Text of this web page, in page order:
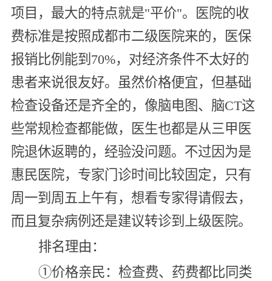
项目，最大的特点就是"平价"。医院的收
费标准是按照成都市二级医院来的，医保
报销比例能到70%，对经济条件不太好的
患者来说很友好。虽然价格便宜，但基础
检查设备还是齐全的，像脑电图、脑CT这
些常规检查都能做，医生也都是从三甲医
院退休返聘的，经验没问题。不过因为是
惠民医院，专家门诊时间比较固定，只有
周一到周五上午有，想看专家得请假去，
而且复杂病例还是建议转诊到上级医院。
排名理由：
①价格亲民：检查费、药费都比同类